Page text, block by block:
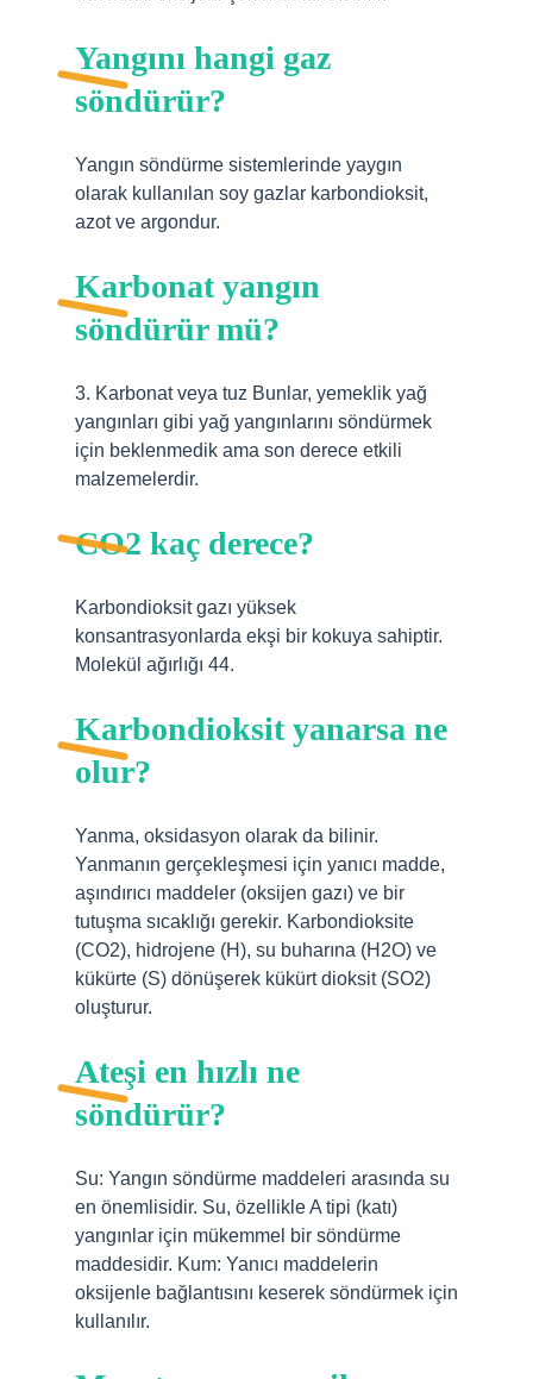
Yangını hangi gaz
söndürür?
Yangın söndürme sistemlerinde yaygın
olarak kullanılan soy gazlar karbondioksit,
azot ve argondur.
Karbonat yangın
söndürür mü?
3. Karbonat veya tuz Bunlar, yemeklik yağ
yangınları gibi yağ yangınlarını söndürmek
için beklenmedik ama son derece etkili
malzemelerdir.
CO2 kaç derece?
Karbondioksit gazı yüksek
konsantrasyonlarda ekşi bir kokuya sahiptir.
Molekül ağırlığı 44.
Karbondioksit yanarsa ne
olur?
Yanma, oksidasyon olarak da bilinir.
Yanmanın gerçekleşmesi için yanıcı madde,
aşındırıcı maddeler (oksijen gazı) ve bir
tutuşma sıcaklığı gerekir. Karbondioksite
(CO2), hidrojene (H), su buharına (H2O) ve
kükürte (S) dönüşerek kükürt dioksit (SO2)
oluşturur.
Ateşi en hızlı ne
söndürür?
Su: Yangın söndürme maddeleri arasında su
en önemlisidir. Su, özellikle A tipi (katı)
yangınlar için mükemmel bir söndürme
maddesidir. Kum: Yanıcı maddelerin
oksijenle bağlantısını keserek söndürmek için
kullanılır.